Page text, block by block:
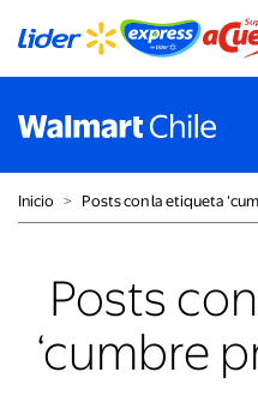
Inicio ˃ Posts con la etiqueta
Posts
‘cumbre